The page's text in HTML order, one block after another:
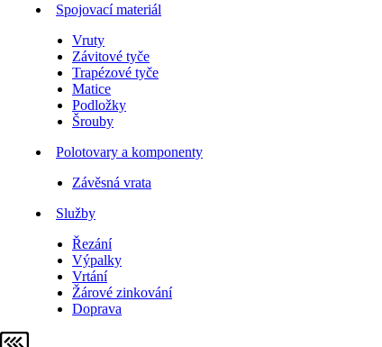
Spojovací materiál
Vruty
Závitové tyče
Trapézové tyče
Matice
Podložky
Šrouby
Polotovary a komponenty
Závěsná vrata
Služby
Řezání
Výpalky
Vrtání
Žárové zinkování
Doprava